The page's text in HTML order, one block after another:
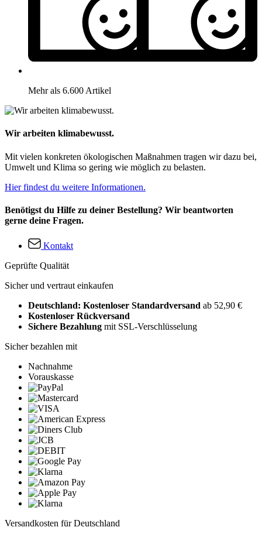
Mehr als 6.600 Artikel
Wir arbeiten klimabewusst.
Mit vielen konkreten ökologischen Maßnahmen tragen wir dazu bei,
Umwelt und Klima so gering wie möglich zu belasten.
Hier findest du weitere Informationen.
Benötigst du Hilfe zu deiner Bestellung? Wir beantworten
gerne deine Fragen.
Kontakt
Geprüfte Qualität
Sicher und vertraut einkaufen
Deutschland: Kostenloser Standardversand ab 52,90 €
Kostenloser Rückversand
Sichere Bezahlung mit SSL-Verschlüsselung
Sicher bezahlen mit
Nachnahme
Vorauskasse
Versandkosten für Deutschland